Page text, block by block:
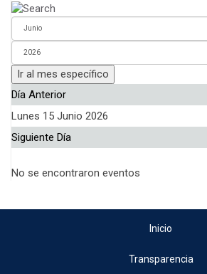
Ir al mes específico
Día Anterior
Lunes 15 Junio 2026
Siguiente Día
No se encontraron eventos
Inicio
Transparencia